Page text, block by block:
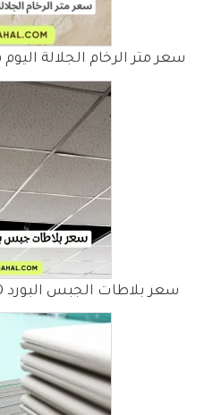
سعر متر الرخام الجلالة
سعر بلاطات الجبس البورد 60 * 60 | المحل دوت كوم